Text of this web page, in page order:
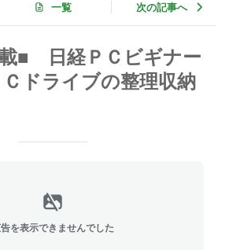
一覧 次の記事へ
■ 日経ＰＣビギナー
ドライブの整理収納
を表示できませんでした